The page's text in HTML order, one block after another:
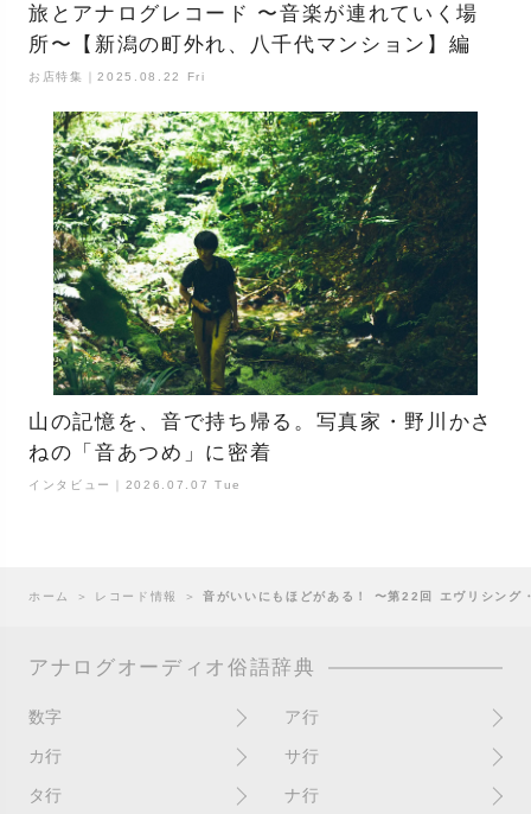
旅とアナログレコード 〜音楽が連れていく場
所〜【新潟の町外れ、八千代マンション】編
お店特集｜2025.08.22 Fri
山の記憶を、音で持ち帰る。写真家・野川かさ
ねの「音あつめ」に密着
インタビュー｜2026.07.07 Tue
ホーム ＞ レコード情報 ＞音がいいにもほどがある！ 〜第22回 エヴリシ
アナログオーディオ俗語辞典
数字
10インチ
4チャンネル
ア行
RPM(33,45)
赤盤
カ行
書き込み
サ行
サイン
タ行 ナ行